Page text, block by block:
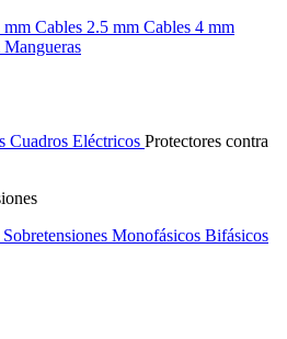
mm Cables 2.5 mm Cables 4 mm
Mangueras
Cuadros Eléctricos Protectores contra
Monofásicos Bifásicos